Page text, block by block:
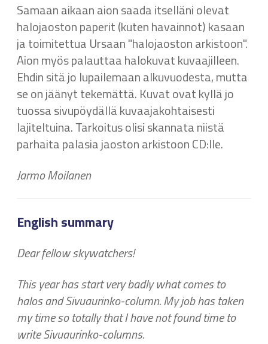
Samaan aikaan aion saada itselläni olevat
halojaoston paperit (kuten havainnot) kasaan
ja toimitettua Ursaan "halojaoston arkistoon".
Aion myös palauttaa halokuvat kuvaajilleen.
Ehdin sitä jo lupailemaan alkuvuodesta, mutta
se on jäänyt tekemättä. Kuvat ovat kyllä jo
tuossa sivupöydällä kuvaajakohtaisesti
lajiteltuina. Tarkoitus olisi skannata niistä
parhaita palasia jaoston arkistoon CD:lle.
Jarmo Moilanen
English summary
Dear fellow skywatchers!
This year has start very badly what comes to
halos and Sivuaurinko-column. My job has taken
my time so totally that I have not found time to
write Sivuaurinko-columns.